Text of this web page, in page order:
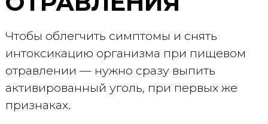
Чтобы облегчить симптомы и снять
интоксикацию организма при пищевом
отравлении — нужно сразу выпить
активированный уголь, при первых же
признаках.